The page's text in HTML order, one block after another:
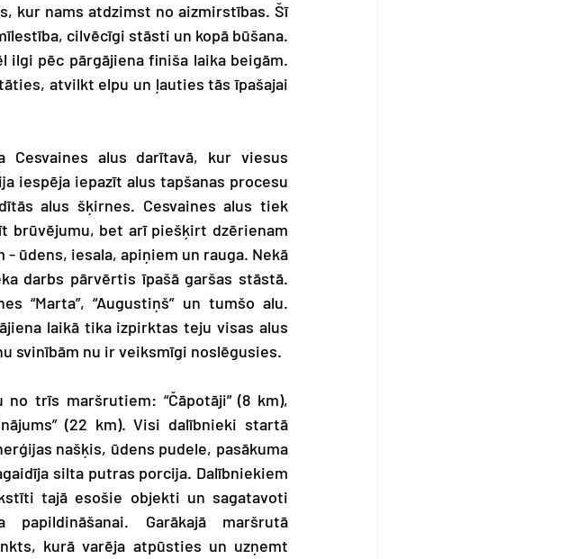
kur nams atdzimst no aizmirstības. Šī
cilvēcīgi stāsti un kopā būšana.
ilgi pēc pārgājiena finiša laika beigām.
atvilkt elpu un ļauties tās īpašajai
Cesvaines alus darītavā, kur viesus
iespēja iepazīt alus tapšanas procesu
alus šķirnes. Cesvaines alus tiek
brūvējumu, bet arī piešķirt dzērienam
ūdens, iesala, apiņiem un rauga. Nekā
darbs pārvērtis īpašā garšas stāstā.
“Marta”, “Augustiņš” un tumšo alu.
laikā tika izpirktas teju visas alus
svinībām nu ir veiksmīgi noslēgusies.
trīs maršrutiem: “Čāpotāji” (8 km),
(22 km). Visi dalībnieki startā
našķis, ūdens pudele, pasākuma
silta putras porcija. Dalībniekiem
tajā esošie objekti un sagatavoti
Garākajā maršrutā
kurā varēja atpūsties un uzņemt